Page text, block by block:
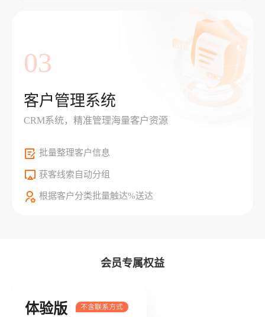
03
客户管理系统
CRM系统，精准管理海量客户资源
批量整理客户信息
获客线索自动分组
根据客户分类批量触达%送达
会员专属权益
体验版